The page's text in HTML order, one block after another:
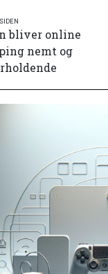
bliver online
nemt og